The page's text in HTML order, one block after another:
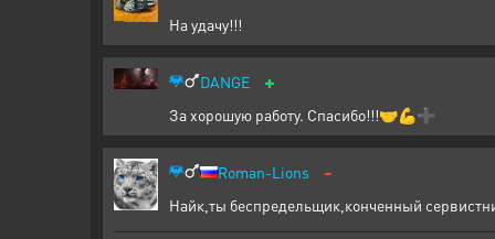
На удачу!!!
DANGE +
За хорошую работу. Спасибо!!!🤝💪➕
Roman-Lions -
Найк,ты беспредельщик,конченный